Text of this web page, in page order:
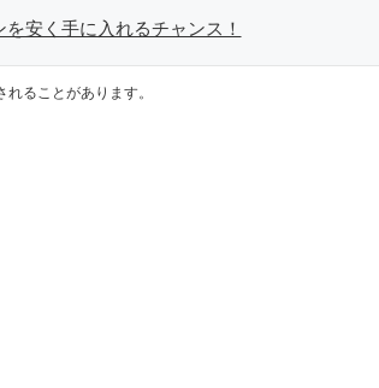
安く手に入れるチャンス！
ることがあります。